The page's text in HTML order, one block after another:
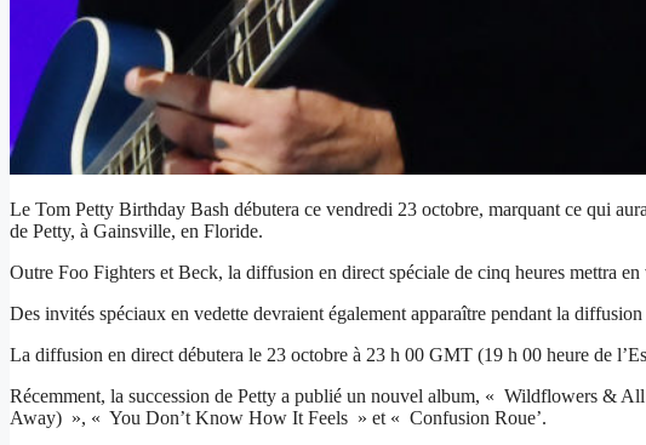
Le Tom Petty Birthday Bash débutera ce vendredi 23 octobre, marquant ce qui
de Petty, à Gainsville, en Floride.
Outre Foo Fighters et Beck, la diffusion en direct spéciale de cinq heures mettra
Des invités spéciaux en vedette devraient également apparaître pendant la
La diffusion en direct débutera le 23 octobre à 23 h 00 GMT (19 h 00 heure de
Récemment, la succession de Petty a publié un nouvel album, « Wildflowers &
Away) », « You Don’t Know How It Feels » et « Confusion Roue’.